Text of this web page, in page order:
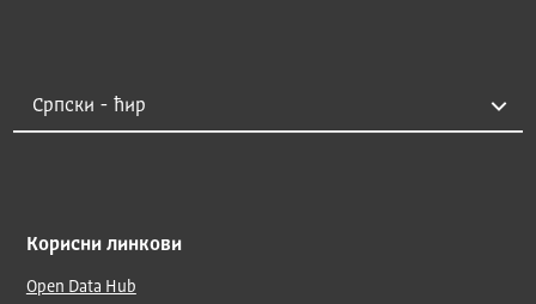
Корисни линкови
Open Data Hub